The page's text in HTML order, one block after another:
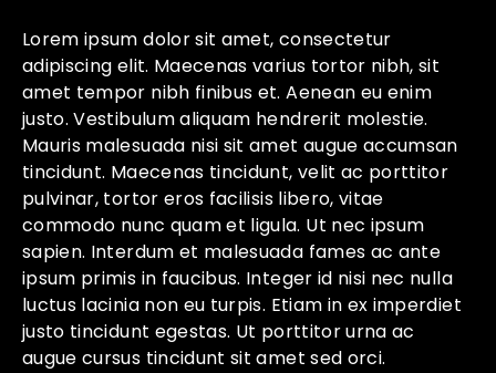
Lorem ipsum dolor sit amet, consectetur
adipiscing elit. Maecenas varius tortor nibh, sit
amet tempor nibh finibus et. Aenean eu enim
justo. Vestibulum aliquam hendrerit molestie.
Mauris malesuada nisi sit amet augue accumsan
tincidunt. Maecenas tincidunt, velit ac porttitor
pulvinar, tortor eros facilisis libero, vitae
commodo nunc quam et ligula. Ut nec ipsum
sapien. Interdum et malesuada fames ac ante
ipsum primis in faucibus. Integer id nisi nec nulla
luctus lacinia non eu turpis. Etiam in ex imperdiet
justo tincidunt egestas. Ut porttitor urna ac
augue cursus tincidunt sit amet sed orci.